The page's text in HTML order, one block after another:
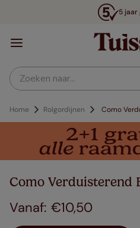
5
Zoeken naar...
Home Rolgordijnen Como
Como Verduisterend
€10,50